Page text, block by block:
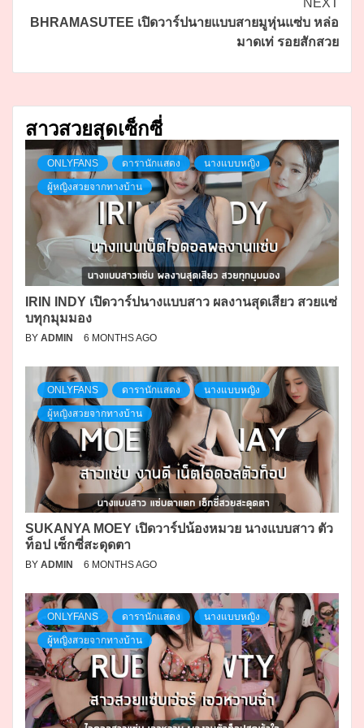
BHRAMASUTEE เปิดวาร์ปนายแบบสายมูหุ่นแซ่บ หล่อ
มาดเท่ รอยสักสวย
สาวสวยสุดเซ็กซี่
ONLYFANS ดารานักแสดง นางแบบหญิง
ผู้หญิงสวยจากทางบ้าน
IRIN INDY เปิดวาร์ปนางแบบสาว ผลงานสุดเสียว สวยแซ่
บทุกมุมมอง
BY ADMIN 6 MONTHS AGO
ONLYFANS ดารานักแสดง นางแบบหญิง
ผู้หญิงสวยจากทางบ้าน
SUKANYA MOEY เปิดวาร์ปน้องหมวย นางแบบสาว ตัว
ท็อป เซ็กซี่สะดุดตา
BY ADMIN 6 MONTHS AGO
ONLYFANS ดารานักแสดง นางแบบหญิง
ผู้หญิงสวยจากทางบ้าน